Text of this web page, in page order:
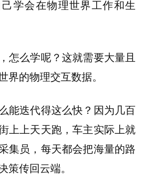
学会在物理世界工作和生
怎么学呢？这就需要大量且
界的物理交互数据。
能迭代得这么快？因为几百
上上天天跑，车主实际上就
集员，每天都会把海量的路
策传回云端。